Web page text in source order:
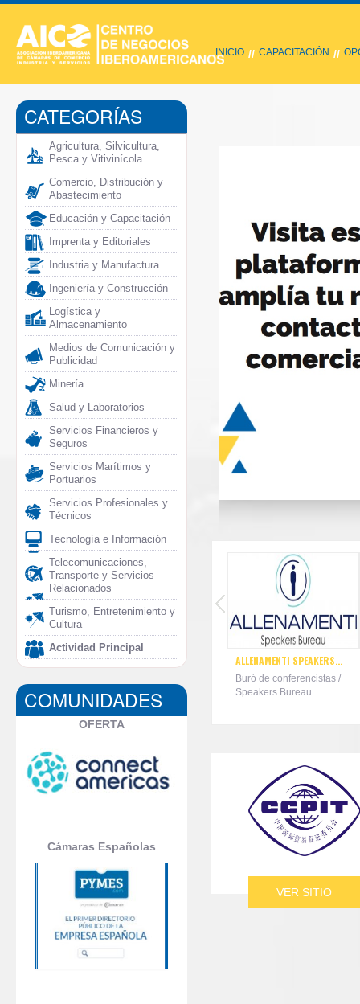
INICIO // CAPACITACIÓN //
CATEGORÍAS
Agricultura, Silvicultura,
Pesca y Vitivinícola
Comercio, Distribución y
Abastecimiento
Educación y Capacitación
Imprenta y Editoriales
Industria y Manufactura
Ingeniería y Construcción
Logística y
Almacenamiento
Medios de Comunicación y
Publicidad
Minería
Salud y Laboratorios
Servicios Financieros y
Seguros
Servicios Marítimos y
Portuarios
Servicios Profesionales y
Técnicos
Tecnología e Información
Telecomunicaciones,
Transporte y Servicios
Relacionados
Turismo, Entretenimiento y
Cultura
Actividad Principal
COMUNIDADES
OFERTA
Cámaras Españolas
ALLENAMENTI SPEAKERS...
Buró de conferencistas /
Speakers Bureau
VER SITIO